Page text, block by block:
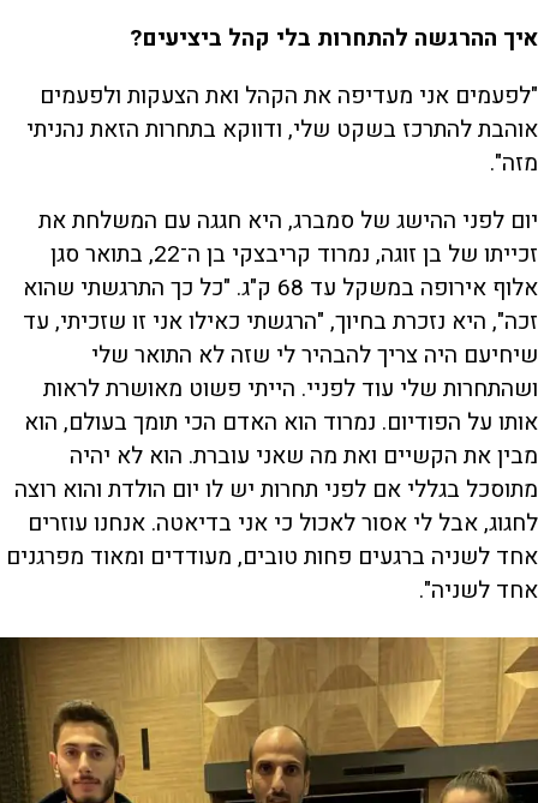
איך ההרגשה להתחרות בלי קהל ביציעים?
"לפעמים אני מעדיפה את הקהל ואת הצעקות ולפעמים
אוהבת להתרכז בשקט שלי, ודווקא בתחרות הזאת נהניתי
מזה".
יום לפני ההישג של סמברג, היא חגגה עם המשלחת את
זכייתו של בן זוגה, נמרוד קריבצקי בן ה־22, בתואר סגן
אלוף אירופה במשקל עד 68 ק"ג. "כל כך התרגשתי שהוא
זכה", היא נזכרת בחיוך, "הרגשתי כאילו אני זו שזכיתי, עד
שיחיעם היה צריך להבהיר לי שזה לא התואר שלי
ושהתחרות שלי עוד לפניי. הייתי פשוט מאושרת לראות
אותו על הפודיום. נמרוד הוא האדם הכי תומך בעולם, הוא
מבין את הקשיים ואת מה שאני עוברת. הוא לא יהיה
מתוסכל בגללי אם לפני תחרות יש לו יום הולדת והוא רוצה
לחגוג, אבל לי אסור לאכול כי אני בדיאטה. אנחנו עוזרים
אחד לשניה ברגעים פחות טובים, מעודדים ומאוד מפרגנים
אחד לשניה".